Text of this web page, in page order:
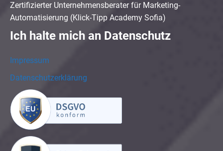
Zertifizierter Unternehmensberater für Marketing-
Automatisierung (Klick-Tipp Academy Sofia)
Ich halte mich an Datenschutz
Impressum
Datenschutzerklärung